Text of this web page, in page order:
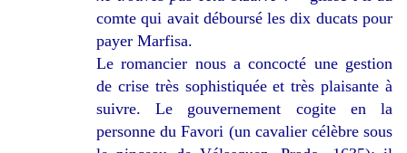
comte qui avait déboursé les dix ducats pour
payer Marfisa.
Le romancier nous a concocté une gestion
de crise très sophistiquée et très plaisante à
suivre. Le gouvernement cogite en la
personne du Favori (un cavalier célèbre sous